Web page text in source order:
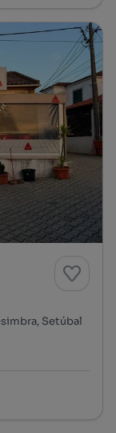
Setúbal